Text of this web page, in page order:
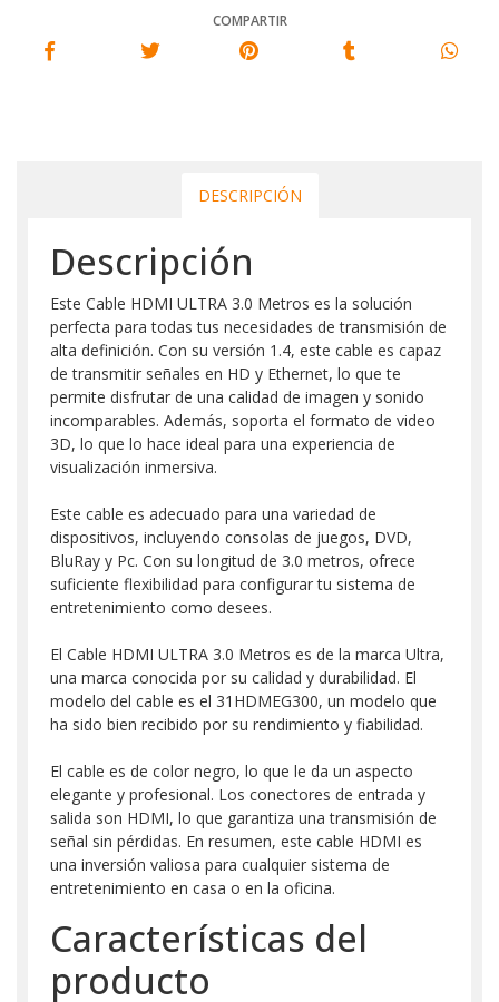
COMPARTIR
DESCRIPCIÓN
Descripción
Este Cable HDMI ULTRA 3.0 Metros es la solución
perfecta para todas tus necesidades de transmisión de
alta definición. Con su versión 1.4, este cable es capaz
de transmitir señales en HD y Ethernet, lo que te
permite disfrutar de una calidad de imagen y sonido
incomparables. Además, soporta el formato de video
3D, lo que lo hace ideal para una experiencia de
visualización inmersiva.
Este cable es adecuado para una variedad de
dispositivos, incluyendo consolas de juegos, DVD,
BluRay y Pc. Con su longitud de 3.0 metros, ofrece
suficiente flexibilidad para configurar tu sistema de
entretenimiento como desees.
El Cable HDMI ULTRA 3.0 Metros es de la marca Ultra,
una marca conocida por su calidad y durabilidad. El
modelo del cable es el 31HDMEG300, un modelo que
ha sido bien recibido por su rendimiento y fiabilidad.
El cable es de color negro, lo que le da un aspecto
elegante y profesional. Los conectores de entrada y
salida son HDMI, lo que garantiza una transmisión de
señal sin pérdidas. En resumen, este cable HDMI es
una inversión valiosa para cualquier sistema de
entretenimiento en casa o en la oficina.
Características del
producto